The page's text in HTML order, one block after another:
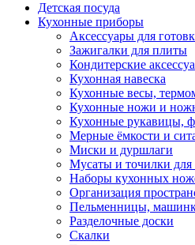
Детская посуда
Кухонные приборы
Аксессуары для
Зажигалки для плиты
Кондитерские
Кухонная навеска
Кухонные весы,
Кухонные ножи и
Кухонные рукавицы,
Мерные ёмкости и
Миски и дуршлаги
Мусаты и точилки
Наборы кухонных
Организация
Пельменницы,
Разделочные доски
Скалки